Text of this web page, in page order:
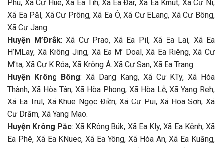
Phú, Xã Cư Huê, Xã Ea Tih, Xã Ea Đar, Xã Ea Kmút, Xã Cư Ni,
Xã Ea Păl, Xã Cư Prông, Xã Ea Ô, Xã Cư ELang, Xã Cư Bông,
Xã Cư Jang.
Huyện M’Đrắk: Xã Cư Prao, Xã Ea Pil, Xã Ea Lai, Xã Ea
H’MLay, Xã Krông Jing, Xã Ea M’ Doal, Xã Ea Riêng, Xã Cư
M’ta, Xã Cư K Róa, Xã Krông Á, Xã Cư San, Xã Ea Trang.
Huyện Krông Bông: Xã Dang Kang, Xã Cư KTy, Xã Hòa
Thành, Xã Hòa Tân, Xã Hòa Phong, Xã Hòa Lễ, Xã Yang Reh,
Xã Ea Trul, Xã Khuê Ngọc Điền, Xã Cư Pui, Xã Hòa Sơn, Xã
Cư Drăm, Xã Yang Mao.
Huyện Krông Pắc: Xã KRông Búk, Xã Ea Kly, Xã Ea Kênh, Xã
Ea Phê, Xã Ea KNuec, Xã Ea Yông, Xã Hòa An, Xã Ea Kuăng,